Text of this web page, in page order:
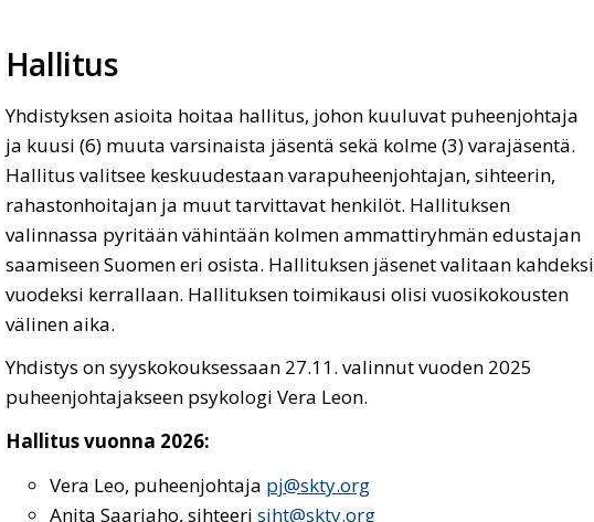
Hallitus
Yhdistyksen asioita hoitaa hallitus, johon kuuluvat puheenjohtaja
ja kuusi (6) muuta varsinaista jäsentä sekä kolme (3) varajäsentä.
Hallitus valitsee keskuudestaan varapuheenjohtajan, sihteerin,
rahastonhoitajan ja muut tarvittavat henkilöt. Hallituksen
valinnassa pyritään vähintään kolmen ammattiryhmän edustajan
saamiseen Suomen eri osista. Hallituksen jäsenet valitaan kahdeksi
vuodeksi kerrallaan. Hallituksen toimikausi olisi vuosikokousten
välinen aika.
Yhdistys on syyskokouksessaan 27.11. valinnut vuoden 2025
puheenjohtajakseen psykologi Vera Leon.
Hallitus vuonna 2026:
Vera Leo, puheenjohtaja pj@skty.org
Anita Saariaho, sihteeri siht@skty.org